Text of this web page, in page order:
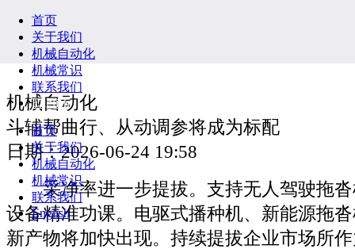
首页
关于我们
机械自动化
机械常识
联系我们
English
首页
关于我们
机械自动化
机械常识
联系我们
English
机械自动化
斗辅帮曲行、从动调参将成为标配
日期：2026-06-24 19:58
采净率进一步提拔。支持无人驾驶拖沓
设备精准功课。电驱式播种机、新能源拖
新产物将加快出现。持续提拔企业市场所